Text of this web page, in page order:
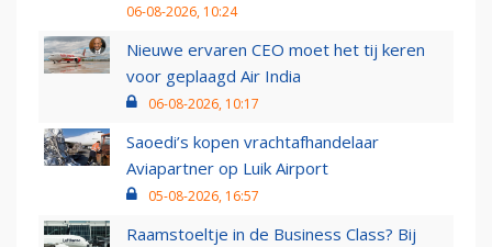
06-08-2026, 10:24
Nieuwe ervaren CEO moet het tij keren
voor geplaagd Air India
06-08-2026, 10:17
Saoedi’s kopen vrachtafhandelaar
Aviapartner op Luik Airport
05-08-2026, 16:57
Raamstoeltje in de Business Class? Bij